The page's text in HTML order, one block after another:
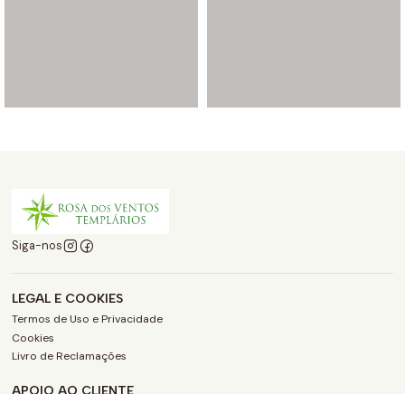
Siga-nos
LEGAL E COOKIES
Termos de Uso e Privacidade
Cookies
Livro de Reclamações
APOIO AO CLIENTE